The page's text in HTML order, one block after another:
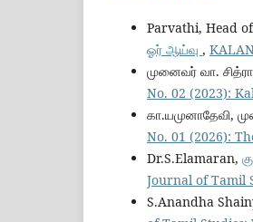
Parvathi, Head
ஓர் ஆய்வு ,
முனைவர்‌ வா.
No. 02 (2023):
கா.யமுனாதேவி,
No. 01 (2026):
Dr.S.Elamaran,
Journal of Tamil
S.Anandha